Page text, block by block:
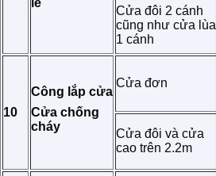
lẻ
Cửa đôi 2 cánh
cũng như cửa lùa
1 cánh
10
Công lắp cửa
Cửa chống
cháy
Cửa đơn
Cửa đôi và cửa
cao trên 2.2m